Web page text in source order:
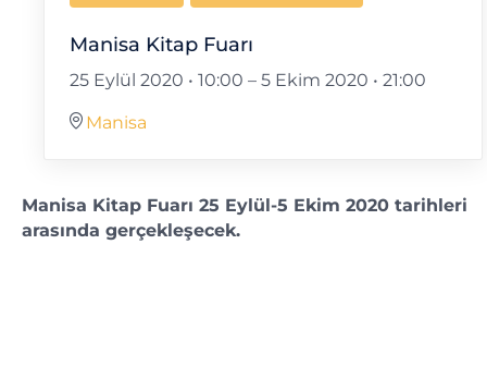
Manisa Kitap Fuarı
25 Eylül 2020 • 10:00 – 5 Ekim 2020 • 21:00
Manisa
Manisa Kitap Fuarı 25 Eylül-5 Ekim 2020 tarihleri
arasında gerçekleşecek.